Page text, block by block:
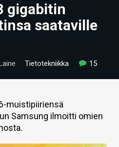
gigabitin
saataville
Tietotekniikka 15
muistipiiriensä
Samsung ilmoitti omien